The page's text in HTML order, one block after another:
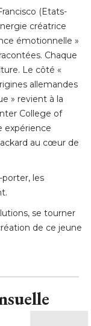
(Etats-
créatrice
émotionnelle »
Chaque
Le côté «
allemandes
» revient à la
College of
expérience
au cœur de
les
se tourner
de ce jeune